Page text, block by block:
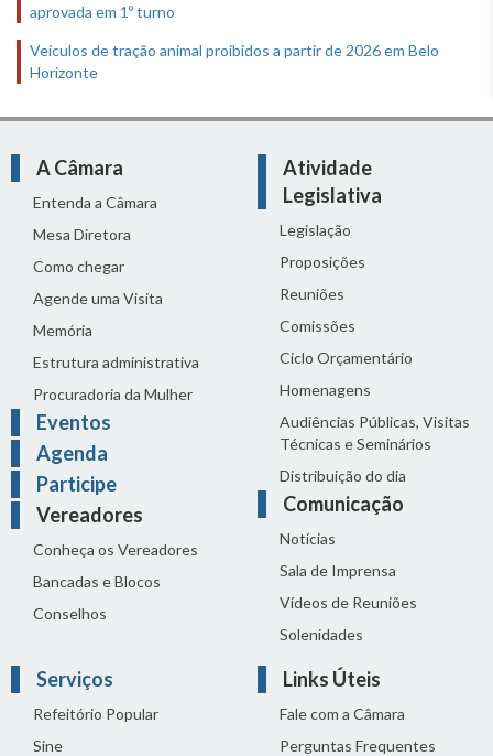
aprovada em 1º turno
Veículos de tração animal proibidos a partir de 2026 em Belo
Horizonte
A Câmara
Entenda a Câmara
Mesa Diretora
Como chegar
Agende uma Visita
Memória
Estrutura administrativa
Procuradoria da Mulher
Eventos
Agenda
Participe
Vereadores
Conheça os Vereadores
Bancadas e Blocos
Conselhos
Atividade
Legislativa
Legislação
Proposições
Reuniões
Comissões
Ciclo Orçamentário
Homenagens
Audiências Públicas, Visitas
Técnicas e Seminários
Distribuição do dia
Comunicação
Notícias
Sala de Imprensa
Vídeos de Reuniões
Solenidades
Serviços
Refeitório Popular
Sine
Links Úteis
Fale com a Câmara
Perguntas Frequentes